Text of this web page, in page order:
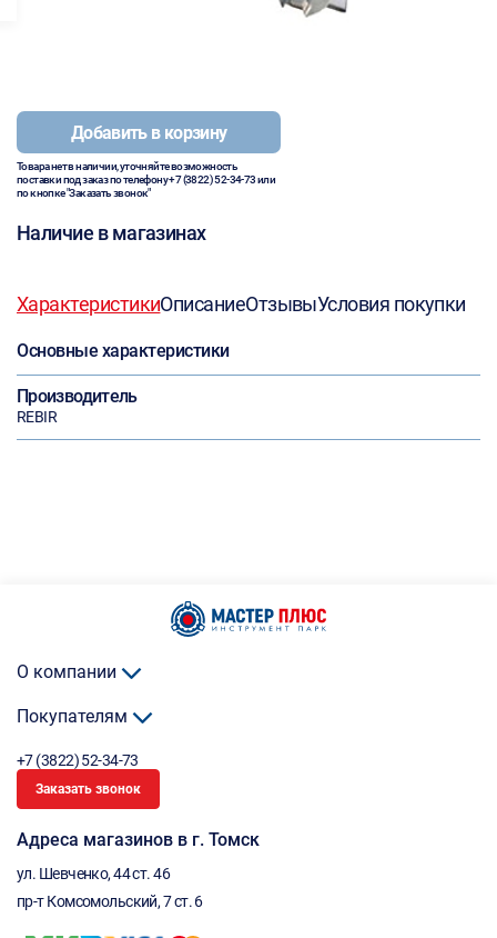
Добавить в корзину
Товара нет в наличии, уточняйте возможность
поставки под заказ по телефону+7 (3822) 52-34-73или
по кнопке "Заказать звонок"
Наличие в магазинах
ХарактеристикиОписаниеОтзывыУсловия покупки
Основные характеристики
Производитель
REBIR
О компании
Покупателям
+7 (3822) 52-34-73
Заказать звонок
Адреса магазинов в г. Томск
ул. Шевченко, 44 ст. 46
пр-т Комсомольский, 7 ст. 6